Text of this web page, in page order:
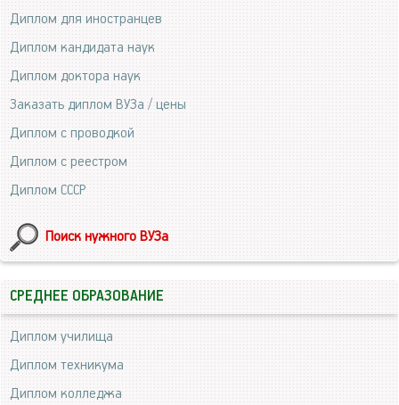
Диплом для иностранцев
Диплом кандидата наук
Диплом доктора наук
Заказать диплом ВУЗа / цены
Диплом с проводкой
Диплом с реестром
Диплом СССР
Поиск нужного ВУЗа
СРЕДНЕЕ ОБРАЗОВАНИЕ
Диплом училища
Диплом техникума
Диплом колледжа